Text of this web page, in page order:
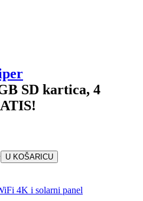
SD kartica, 4